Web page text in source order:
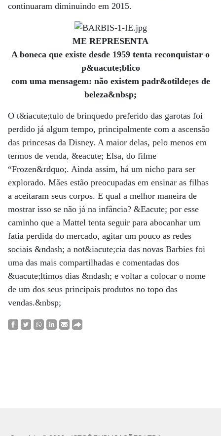
continuaram diminuindo em 2015.
ME REPRESENTA
A boneca que existe desde 1959 tenta reconquistar o
p&uacute;blico
com uma mensagem: não existem padr&otilde;es de
beleza&nbsp;
O t&iacute;tulo de brinquedo preferido das garotas foi
perdido já algum tempo, principalmente com a ascensão
das princesas da Disney. A maior delas, pelo menos em
termos de venda, &eacute; Elsa, do filme
“Frozen&rdquo;. Ainda assim, há um nicho para ser
explorado. Mães estão preocupadas em ensinar as filhas
a aceitaram seus corpos. E qual a melhor maneira de
mostrar isso se não já na infância? &Eacute; por esse
caminho que a Mattel tenta seguir para abocanhar um
fatia perdida do mercado, agitar um pouco as redes
sociais &ndash; a not&iacute;cia das novas Barbies foi
uma das mais compartilhadas e comentadas dos
&uacute;ltimos dias &ndash; e voltar a colocar o nome
de um dos seus principais produtos no topo das
vendas.&nbsp;